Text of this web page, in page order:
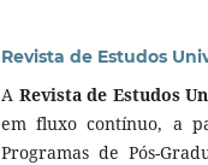
Revista de Estudos
A Revista de Estudos
em fluxo contínuo, a
Programas de Pós-